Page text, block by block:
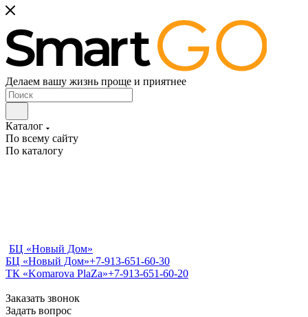
Делаем вашу жизнь проще и приятнее
Каталог
По всему сайту
По каталогу
БЦ «Новый Дом»
БЦ «Новый Дом»+7-913-651-60-30
ТК «Komarova PlaZa»+7-913-651-60-20
Заказать звонок
Задать вопрос